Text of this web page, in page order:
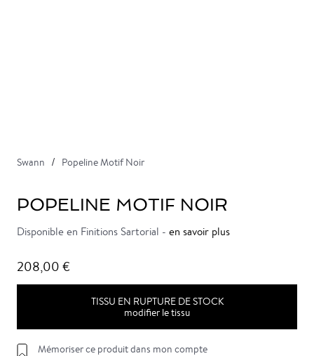
Swann Popeline Motif Noir
POPELINE MOTIF NOIR
Disponible en Finitions Sartorial - en savoir plus
208,00 €
TISSU EN RUPTURE DE STOCK
modifier le tissu
Mémoriser ce produit dans mon compte